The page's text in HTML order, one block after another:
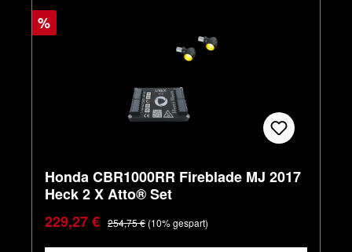
%
Honda CBR1000RR Fireblade MJ 2017
Heck 2 X Atto® Set
Verkaufspreis:
229,27 € Regulärer Preis:
254,75 € (10% gespart)